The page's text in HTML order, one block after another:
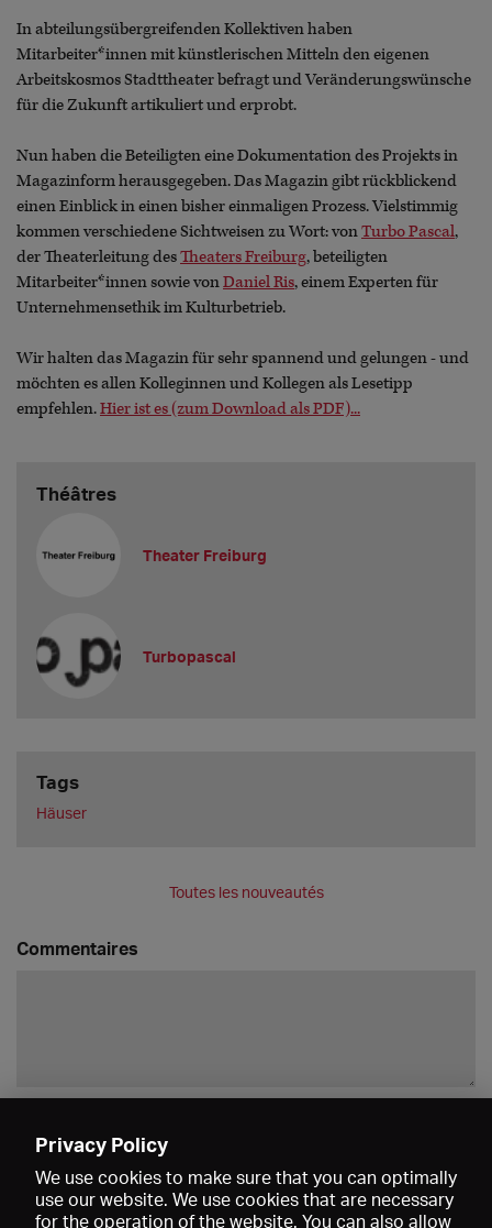
In abteilungsübergreifenden Kollektiven haben
Mitarbeiter*innen mit künstlerischen Mitteln den eigenen
Arbeitskosmos Stadttheater befragt und Veränderungswünsche
für die Zukunft artikuliert und erprobt.
Nun haben die Beteiligten eine Dokumentation des Projekts in
Magazinform herausgegeben. Das Magazin gibt rückblickend
einen Einblick in einen bisher einmaligen Prozess. Vielstimmig
kommen verschiedene Sichtweisen zu Wort: vonTurbo Pascal,
der Theaterleitung desTheaters Freiburg, beteiligten
Mitarbeiter*innen sowie vonDaniel Ris, einem Experten für
Unternehmensethik im Kulturbetrieb.
Wir halten das Magazin für sehr spannend und gelungen - und
möchten es allen Kolleginnen und Kollegen als Lesetipp
empfehlen.Hier ist es (zum Download als PDF)...
Théâtres
Theater Freiburg
Turbopascal
Tags
Häuser
Toutes les nouveautés
Commentaires
Privacy Policy
We use cookies to make sure that you can optimally
use our website. We use cookies that are necessary
for the operation of the website. You can also allow